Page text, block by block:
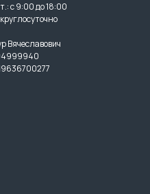
с 9:00 до 18:00
Вячеславович